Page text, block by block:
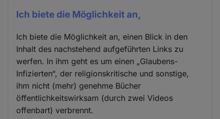
Ich biete die Möglichkeit an,
Ich biete die Möglichkeit an, einen Blick in den
Inhalt des nachstehend aufgeführten Links zu
werfen. In ihm geht es um einen „Glaubens-
Infizierten“, der religionskritische und sonstige,
ihm nicht (mehr) genehme Bücher
öffentlichkeitswirksam (durch zwei Videos
offenbart) verbrennt.